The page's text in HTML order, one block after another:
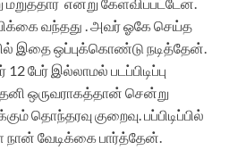
மறுத்தார் என்று கேள்விப்பட்டேன்.
வந்தது . அவர் ஓகே செய்த
இதை ஒப்புக்கொண்டு நடித்தேன்.
பேர் இல்லாமல் படப்பிடிப்பு
ஒருவராகத்தான் சென்று
தொந்தரவு குறைவு. பப்பிடிப்பில்
நான் வேடிக்கை பார்த்தேன்.